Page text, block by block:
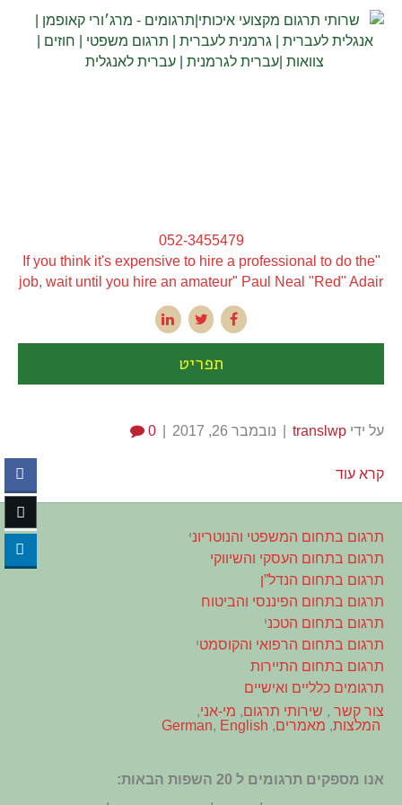
052-3455479
"If you think it's expensive to hire a professional to do the
job, wait until you hire an amateur" Paul Neal "Red" Adair
תפריט
על ידי translwp נובמבר 26, 2017 0
קרא עוד
תרגום בתחום המשפטי והנוטריוני
תרגום בתחום העסקי והשיווקי
תרגום בתחום הנדל”ן
תרגום בתחום הפיננסי והביטוח
תרגום בתחום הטכני
תרגום בתחום הרפואי והקוסמטי
תרגום בתחום התיירות
תרגומים כלליים ואישיים
צור קשר , שירותי תרגום, מי-אני,
המלצות, מאמרים,
German, English
אנו מספקים תרגומים ל 20 השפות הבאות: